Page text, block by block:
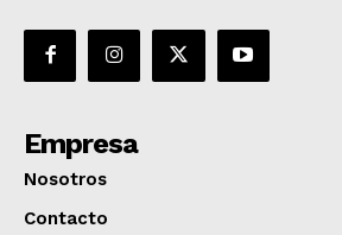
Empresa
Nosotros
Contacto